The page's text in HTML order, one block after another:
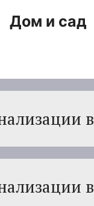
Дом и сад